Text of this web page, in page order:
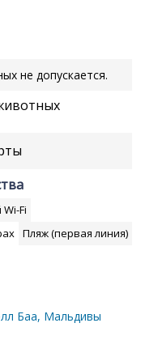
не допускается.
Fi
Пляж (первая линия)
Баа, Мальдивы